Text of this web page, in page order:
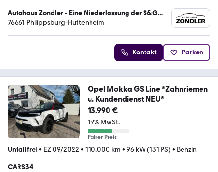
Autohaus Zondler - Eine Niederlassung der S&G
Mobility GmbH
76661 Philippsburg-Huttenheim
Kontakt Parken
Opel Mokka GS Line *Zahnriemen
u. Kundendienst NEU*
13.990 €
19% MwSt.
Fairer Preis
Unfallfrei • EZ 09/2022 • 110.000 km • 96 kW (131 PS) • Benzin
CARS34